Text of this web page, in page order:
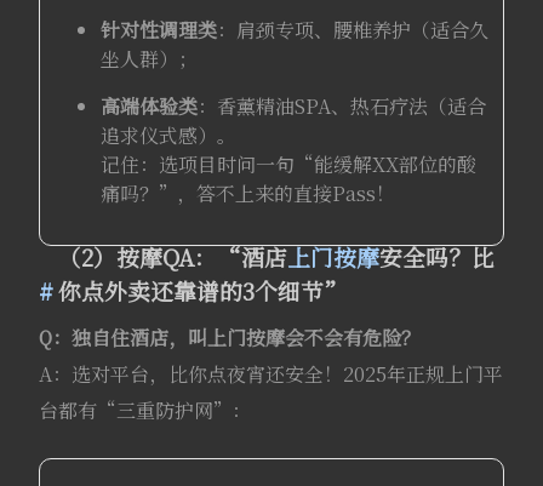
针对性调理类：肩颈专项、腰椎养护（适合久
坐人群）；
高端体验类：香薰精油SPA、热石疗法（适合
追求仪式感）。
记住：选项目时问一句“能缓解XX部位的酸
痛吗？”，答不上来的直接Pass！
（2）按摩QA：“酒店上门按摩安全吗？比
你点外卖还靠谱的3个细节”
Q：独自住酒店，叫上门按摩会不会有危险？
A：选对平台，比你点夜宵还安全！2025年正规上门平
台都有“三重防护网”：